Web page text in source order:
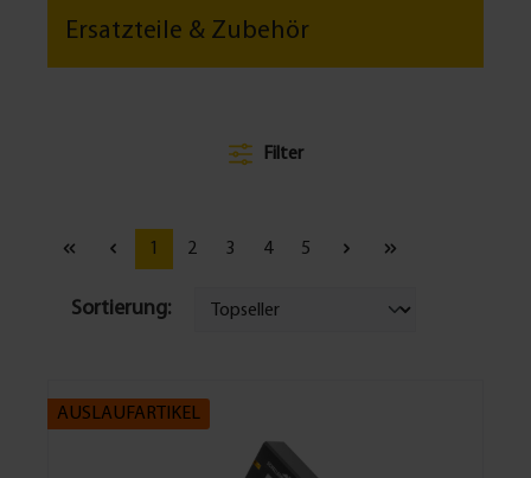
Ersatzteile & Zubehör
Filter
1 2 3 4 5
Sortierung:
AUSLAUFARTIKEL